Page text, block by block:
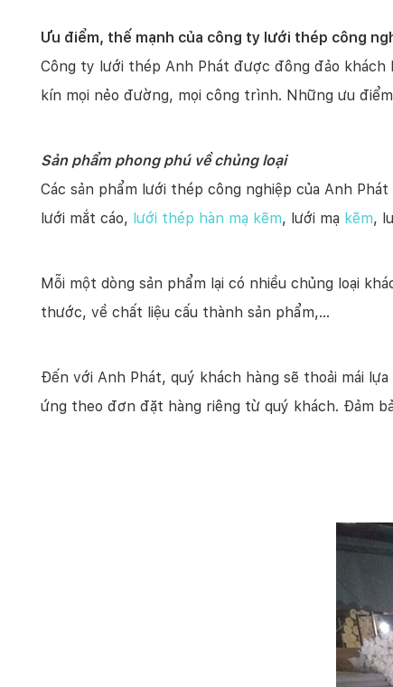
Ưu điểm, thế mạnh của công ty lưới thép công
Công ty lưới thép Anh Phát được đông đảo
kín mọi nẻo đường, mọi công trình. Những ưu
Sản phẩm phong phú về chủng loại
Các sản phẩm lưới thép công nghiệp của Anh
lưới mắt cáo, lưới thép hàn mạ kẽm, lưới mạ kẽm,
Mỗi một dòng sản phẩm lại có nhiều chủng loại
thước, về chất liệu cấu thành sản phẩm,…
Đến với Anh Phát, quý khách hàng sẽ thoải mái
ứng theo đơn đặt hàng riêng từ quý khách. Đảm